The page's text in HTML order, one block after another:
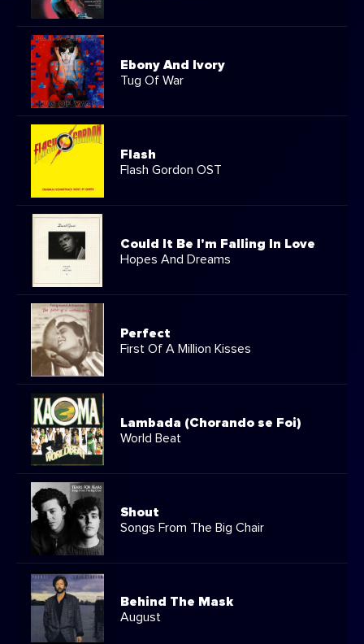
Ebony And Ivory
Tug Of War
Flash
Flash Gordon OST
Could It Be I'm Falling In Love
Hopes And Dreams
Perfect
First Of A Million Kisses
Lambada (Chorando se Foi)
World Beat
Shout
Songs From The Big Chair
Behind The Mask
August